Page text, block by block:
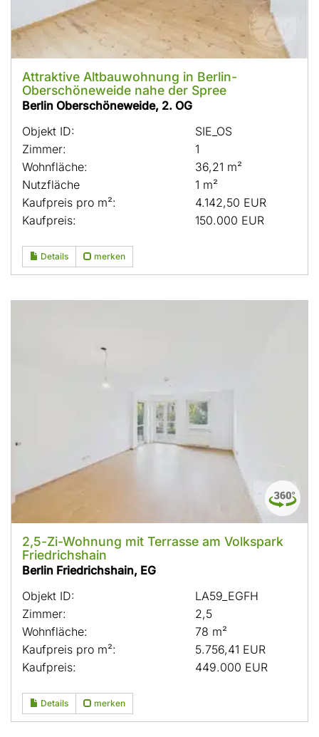
Attraktive Altbauwohnung in Berlin-
Oberschöneweide nahe der Spree
Berlin Oberschöneweide, 2. OG
Objekt ID:
SIE_OS
Zimmer:
1
Wohnfläche:
36,21 m²
Nutzfläche
1 m²
Kaufpreis pro m²:
4.142,50 EUR
Kaufpreis:
150.000 EUR
Details merken
2,5-Zi-Wohnung mit Terrasse am Volkspark
Friedrichshain
Berlin Friedrichshain, EG
Objekt ID:
LA59_EGFH
Zimmer:
2,5
Wohnfläche:
78 m²
Kaufpreis pro m²:
5.756,41 EUR
Kaufpreis:
449.000 EUR
Details merken